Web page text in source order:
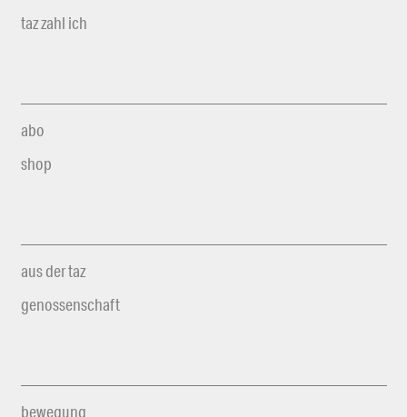
taz zahl ich
abo
shop
aus der taz
genossenschaft
bewegung